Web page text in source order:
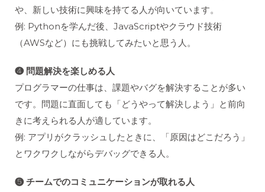
や、新しい技術に興味を持てる人が向いています。
例: Pythonを学んだ後、JavaScriptやクラウド技術
（AWSなど）にも挑戦してみたいと思う人。
❹ 問題解決を楽しめる人
プログラマーの仕事は、課題やバグを解決することが多い
です。問題に直面しても「どうやって解決しよう」と前向
きに考えられる人が適しています。
例: アプリがクラッシュしたときに、「原因はどこだろう」
とワクワクしながらデバッグできる人。
❺ チームでのコミュニケーションが取れる人